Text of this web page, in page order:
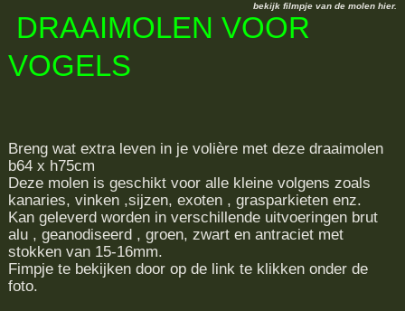
bekijk filmpje van de molen hier.
DRAAIMOLEN VOOR
VOGELS
Breng wat extra leven in je volière met deze draaimolen
b64 x h75cm
Deze molen is geschikt voor alle kleine volgens zoals
kanaries, vinken ,sijzen, exoten , grasparkieten enz.
Kan geleverd worden in verschillende uitvoeringen brut
alu , geanodiseerd , groen, zwart en antraciet met
stokken van 15-16mm.
Fimpje te bekijken door op de link te klikken onder de
foto.